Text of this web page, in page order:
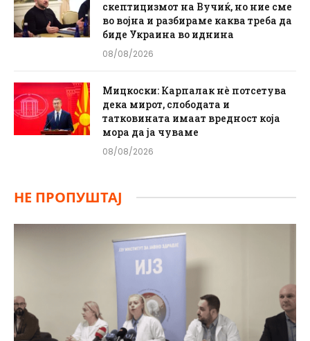
скептицизмот на Вучиќ, но ние сме
во војна и разбираме каква треба да
биде Украина во иднина
08/08/2026
Мицкоски: Карпалак нè потсетува
дека мирот, слободата и
татковината имаат вредност која
мора да ја чуваме
08/08/2026
НЕ ПРОПУШТАЈ